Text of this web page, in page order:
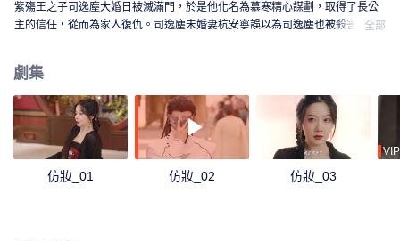
紫殤王之子司逸塵大婚日被滅滿門，於是他化名為慕寒精心謀劃，取得了長公
主的信任，從而為家人復仇。司逸塵未婚妻杭安寧誤以為司逸塵也被殺害，她
全部
劇集
仿妝_01 仿妝_02 仿妝_03
VIP